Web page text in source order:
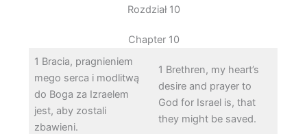
Rozdział 10
Chapter 10
1 Bracia, pragnieniem
mego serca i modlitwą
do Boga za Izraelem
jest, aby zostali
zbawieni.
1 Brethren, my heart’s
desire and prayer to
God for Israel is, that
they might be saved.